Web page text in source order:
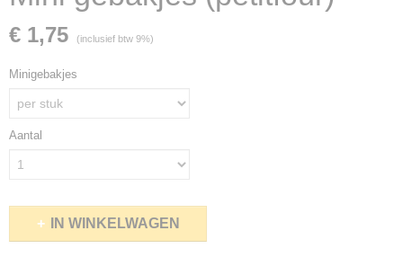
€ 1,75 (inclusief btw 9%)
Minigebakjes
Aantal
IN WINKELWAGEN